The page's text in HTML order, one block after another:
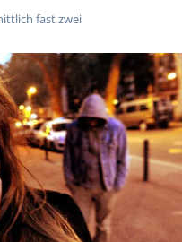
fast zwei